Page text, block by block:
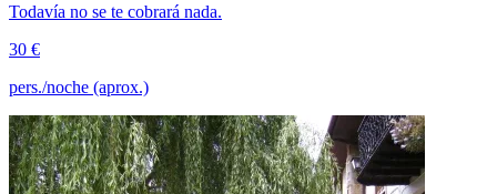
Todavía no se te cobrará nada.
30 €
pers./noche (aprox.)